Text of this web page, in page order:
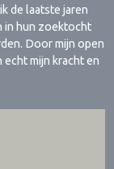
de laatste jaren
in hun zoektocht
Door mijn open
mijn kracht en